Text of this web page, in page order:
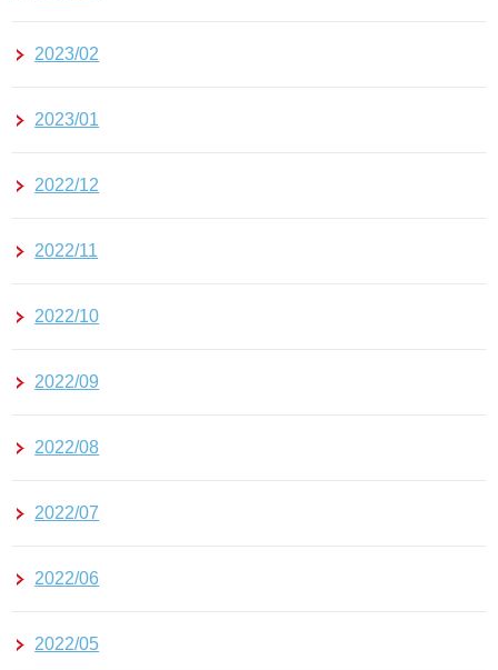
2023/02
2023/01
2022/12
2022/11
2022/10
2022/09
2022/08
2022/07
2022/06
2022/05